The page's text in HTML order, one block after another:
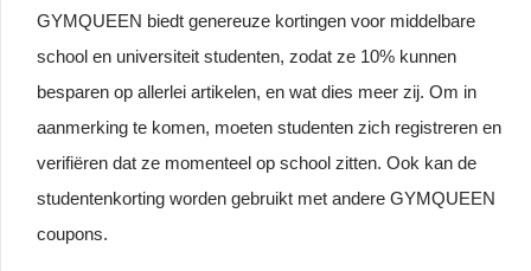
GYMQUEEN biedt genereuze kortingen voor middelbare
school en universiteit studenten, zodat ze 10% kunnen
besparen op allerlei artikelen, en wat dies meer zij. Om in
aanmerking te komen, moeten studenten zich registreren en
verifiëren dat ze momenteel op school zitten. Ook kan de
studentenkorting worden gebruikt met andere GYMQUEEN
coupons.